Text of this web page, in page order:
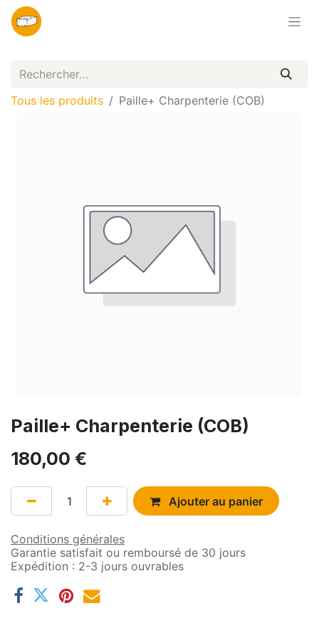
Tous les produits Paille+ Charpenterie (COB)
Paille+ Charpenterie (COB)
180,00 €
Ajouter au panier
Conditions générales
Garantie satisfait ou remboursé de 30 jours
Expédition : 2-3 jours ouvrables